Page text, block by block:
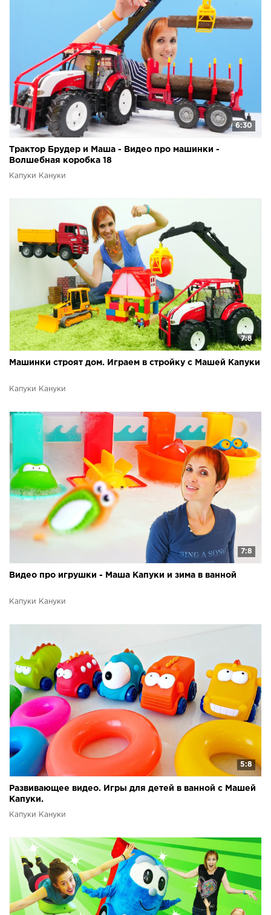
6:30
Трактор Брудер и Маша - Видео про машинки -
Волшебная коробка 18
Капуки Кануки
7:8
Машинки строят дом. Играем в стройку с Машей Капуки
Капуки Кануки
7:8
Видео про игрушки - Маша Капуки и зима в ванной
Капуки Кануки
5:8
Развивающее видео. Игры для детей в ванной с Машей
Капуки.
Капуки Кануки